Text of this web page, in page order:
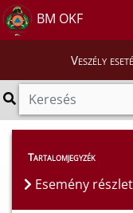
BM OKF
Veszély
Esemény részletei
Tartalomjegyzék
Esemény